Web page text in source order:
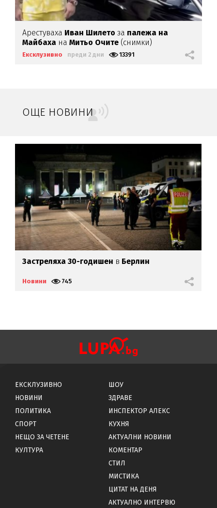
Арестуваха Иван Шилетоза палежа на
Майбаха наМитьо Очите (снимки)
Ексклузивно преди 2 дни 13391
ОЩЕ НОВИНИ
Застреляха 30-годишен в Берлин
Новини 745
ЕКСКЛУЗИВНО
НОВИНИ
ПОЛИТИКА
СПОРТ
НЕЩО ЗА ЧЕТЕНЕ
КУЛТУРА
ШОУ
ЗДРАВЕ
ИНСПЕКТОР АЛЕКС
КУХНЯ
АКТУАЛНИ НОВИНИ
КОМЕНТАР
СТИЛ
МИСТИКА
ЦИТАТ НА ДЕНЯ
АКТУАЛНО ИНТЕРВЮ